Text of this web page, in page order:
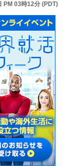
PM 03時12分 (PDT)